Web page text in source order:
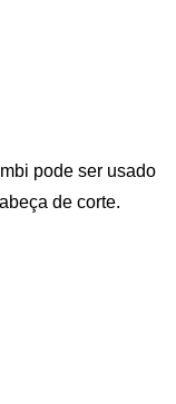
pode ser usado
de corte.